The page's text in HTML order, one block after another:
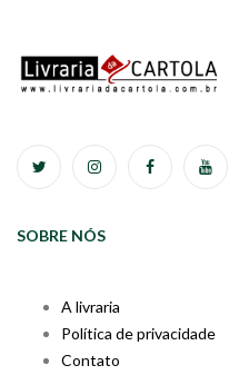
SOBRE NÓS
A livraria
Política de privacidade
Contato